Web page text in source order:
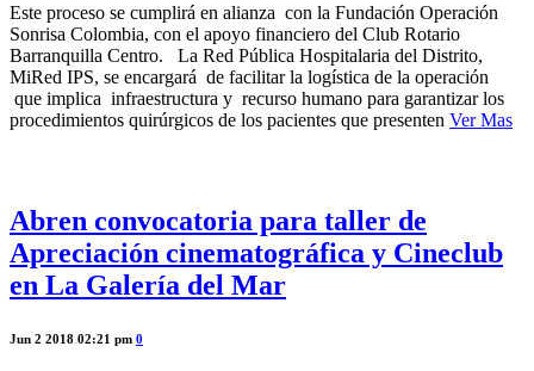
Este proceso se cumplirá en alianza con la Fundación Operación
Sonrisa Colombia, con el apoyo financiero del Club Rotario
Barranquilla Centro. La Red Pública Hospitalaria del Distrito,
MiRed IPS, se encargará de facilitar la logística de la operación
que implica infraestructura y recurso humano para garantizar los
procedimientos quirúrgicos de los pacientes que presenten Ver Mas
Abren convocatoria para taller de
Apreciación cinematográfica y Cineclub
en La Galería del Mar
Jun 2 2018 02:21 pm 0